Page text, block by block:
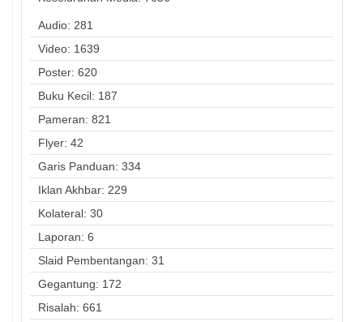
Audio: 281
Video: 1639
Poster: 620
Buku Kecil: 187
Pameran: 821
Flyer: 42
Garis Panduan: 334
Iklan Akhbar: 229
Kolateral: 30
Laporan: 6
Slaid Pembentangan: 31
Gegantung: 172
Risalah: 661